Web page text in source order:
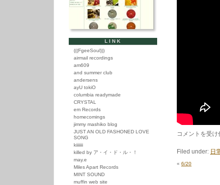
7/18
コメントを受
Filed under: 日
« 6/20
LINK
(((FgeeSoul)))
airmail recordings
am609
and summer club
andersens
ayU tokiO
columbia readymade
CRYSTAL
em Records
homecomings
jimmy mashiko blog
JUST AN OLD FASHONED LOVE
SONG
kiiiiiii
killed by ア・イ・ド・ル・！
may.e
Miles Apart Records
MINT SOUND
muffin web site